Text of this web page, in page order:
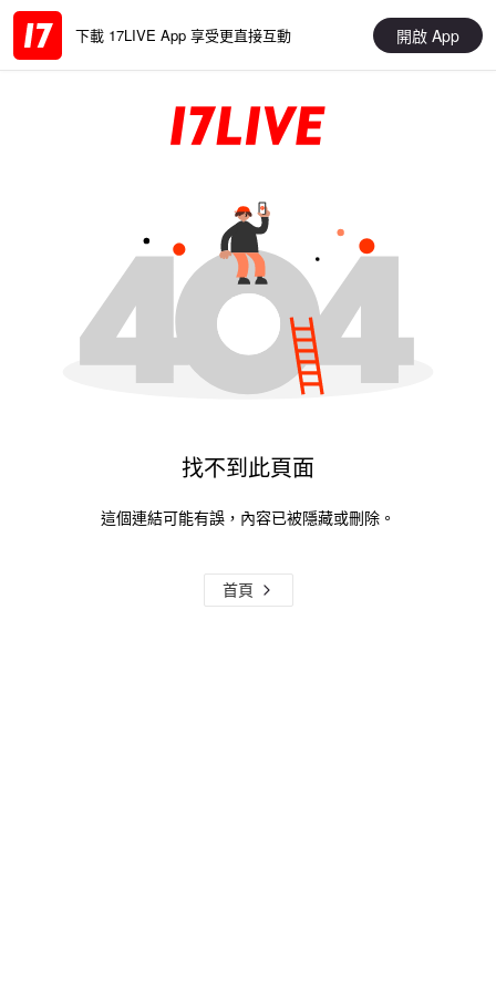
下載 17LIVE App 享受更直接互動 開啟 App
找不到此頁面
這個連結可能有誤，內容已被隱藏或刪除。
首頁